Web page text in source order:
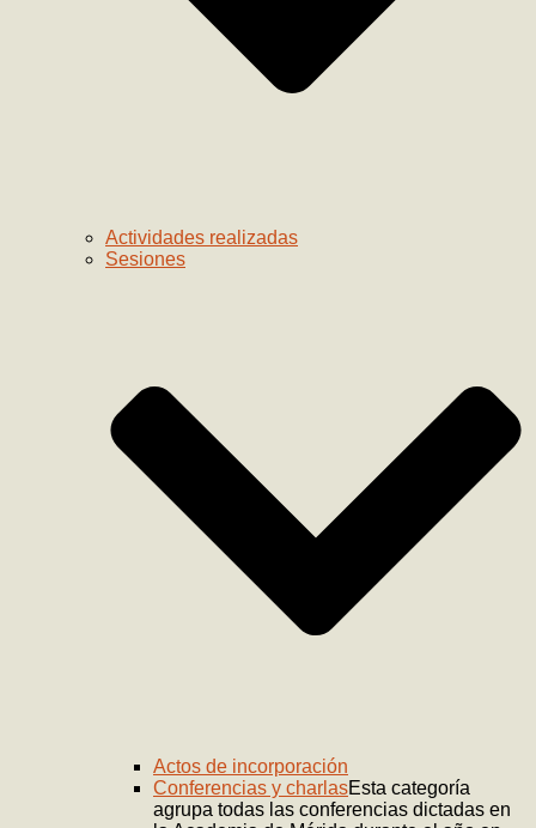
Actividades realizadas
Sesiones
Actos de incorporación
Conferencias y charlasEsta categoría
agrupa todas las conferencias dictadas en